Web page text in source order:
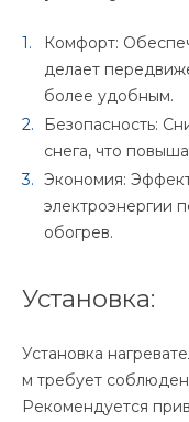
Комфорт:
делает
более удобным.
Безопасность:
снега, что
Экономия:
электроэнергии
обогрев.
Установка:
Установка
м требует
Рекомендуется